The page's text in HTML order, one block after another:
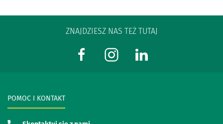
ZNAJDZIESZ NAS TEŻ TUTAJ
POMOC I KONTAKT